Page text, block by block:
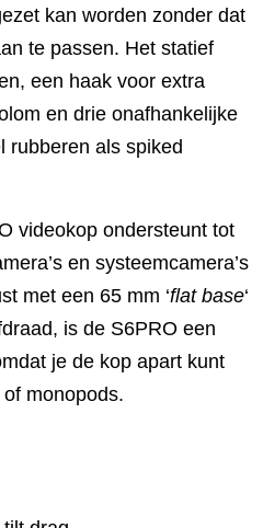
kan worden zonder dat
te passen. Het statief
een haak voor extra
en drie onafhankelijke
rubberen als spiked
videokop ondersteunt tot
en systeemcamera’s
met een 65 mm ‘flat base‘
is de S6PRO een
je de kop apart kunt
monopods.